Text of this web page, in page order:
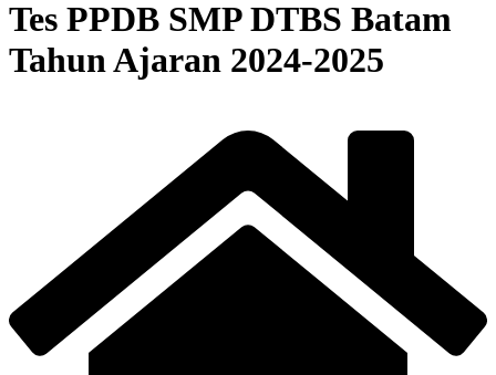
Tes PPDB SMP DTBS Batam
Tahun Ajaran 2024-2025